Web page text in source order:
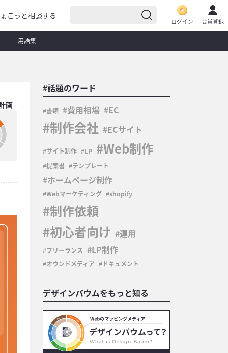
こっと相談する
ログイン 会員登録
用語集
画
#話題のワード
書類 費用相場 EC
制作会社 ECサイト
サイト制作 LP Web制作
提案書 テンプレート
ホームページ制作
Webマーケティング shopify
制作依頼
初心者向け
運用
フリーランス LP制作
オウンドメディア ドキュメント
デザインバウムをもっと知る